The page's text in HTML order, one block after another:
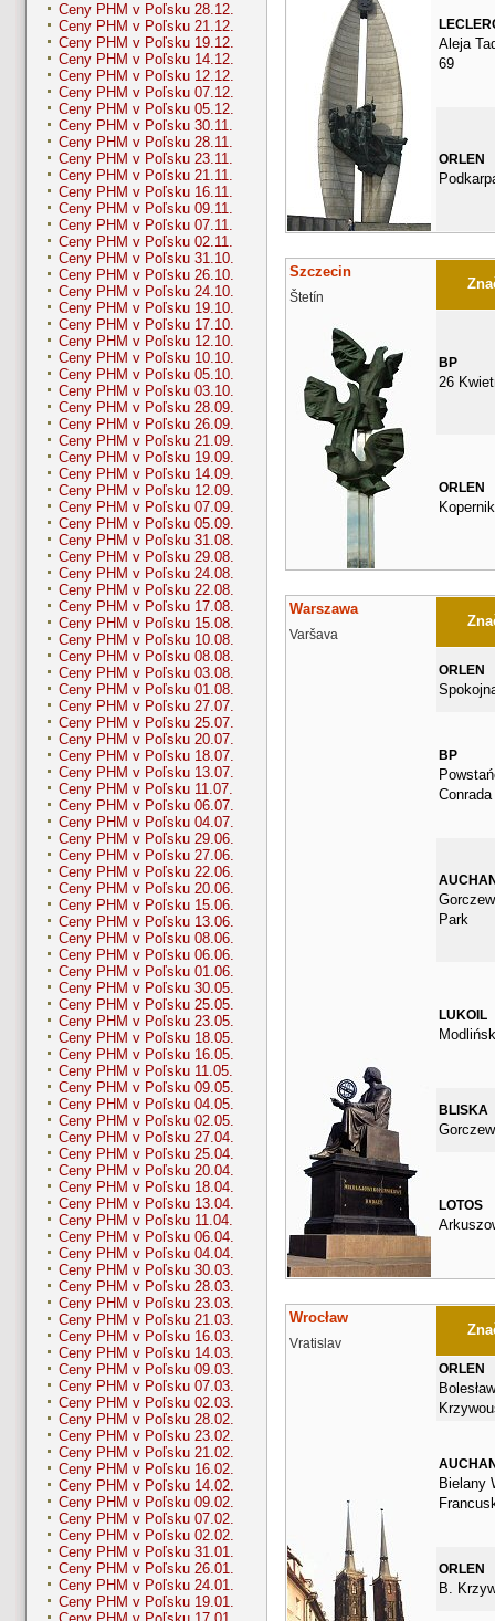
Ceny PHM v Poľsku 28.12.
Ceny PHM v Poľsku 21.12.
Ceny PHM v Poľsku 19.12.
Ceny PHM v Poľsku 14.12.
Ceny PHM v Poľsku 12.12.
Ceny PHM v Poľsku 07.12.
Ceny PHM v Poľsku 05.12.
Ceny PHM v Poľsku 30.11.
Ceny PHM v Poľsku 28.11.
Ceny PHM v Poľsku 23.11.
Ceny PHM v Poľsku 21.11.
Ceny PHM v Poľsku 16.11.
Ceny PHM v Poľsku 09.11.
Ceny PHM v Poľsku 07.11.
Ceny PHM v Poľsku 02.11.
Ceny PHM v Poľsku 31.10.
Ceny PHM v Poľsku 26.10.
Ceny PHM v Poľsku 24.10.
Ceny PHM v Poľsku 19.10.
Ceny PHM v Poľsku 17.10.
Ceny PHM v Poľsku 12.10.
Ceny PHM v Poľsku 10.10.
Ceny PHM v Poľsku 05.10.
Ceny PHM v Poľsku 03.10.
Ceny PHM v Poľsku 28.09.
Ceny PHM v Poľsku 26.09.
Ceny PHM v Poľsku 21.09.
Ceny PHM v Poľsku 19.09.
Ceny PHM v Poľsku 14.09.
Ceny PHM v Poľsku 12.09.
Ceny PHM v Poľsku 07.09.
Ceny PHM v Poľsku 05.09.
Ceny PHM v Poľsku 31.08.
Ceny PHM v Poľsku 29.08.
Ceny PHM v Poľsku 24.08.
Ceny PHM v Poľsku 22.08.
Ceny PHM v Poľsku 17.08.
Ceny PHM v Poľsku 15.08.
Ceny PHM v Poľsku 10.08.
Ceny PHM v Poľsku 08.08.
Ceny PHM v Poľsku 03.08.
Ceny PHM v Poľsku 01.08.
Ceny PHM v Poľsku 27.07.
Ceny PHM v Poľsku 25.07.
Ceny PHM v Poľsku 20.07.
Ceny PHM v Poľsku 18.07.
Ceny PHM v Poľsku 13.07.
Ceny PHM v Poľsku 11.07.
Ceny PHM v Poľsku 06.07.
Ceny PHM v Poľsku 04.07.
Ceny PHM v Poľsku 29.06.
Ceny PHM v Poľsku 27.06.
Ceny PHM v Poľsku 22.06.
Ceny PHM v Poľsku 20.06.
Ceny PHM v Poľsku 15.06.
Ceny PHM v Poľsku 13.06.
Ceny PHM v Poľsku 08.06.
Ceny PHM v Poľsku 06.06.
Ceny PHM v Poľsku 01.06.
Ceny PHM v Poľsku 30.05.
Ceny PHM v Poľsku 25.05.
Ceny PHM v Poľsku 23.05.
Ceny PHM v Poľsku 18.05.
Ceny PHM v Poľsku 16.05.
Ceny PHM v Poľsku 11.05.
Ceny PHM v Poľsku 09.05.
Ceny PHM v Poľsku 04.05.
Ceny PHM v Poľsku 02.05.
Ceny PHM v Poľsku 27.04.
Ceny PHM v Poľsku 25.04.
Ceny PHM v Poľsku 20.04.
Ceny PHM v Poľsku 18.04.
Ceny PHM v Poľsku 13.04.
Ceny PHM v Poľsku 11.04.
Ceny PHM v Poľsku 06.04.
Ceny PHM v Poľsku 04.04.
Ceny PHM v Poľsku 30.03.
Ceny PHM v Poľsku 28.03.
Ceny PHM v Poľsku 23.03.
Ceny PHM v Poľsku 21.03.
Ceny PHM v Poľsku 16.03.
Ceny PHM v Poľsku 14.03.
Ceny PHM v Poľsku 09.03.
Ceny PHM v Poľsku 07.03.
Ceny PHM v Poľsku 02.03.
Ceny PHM v Poľsku 28.02.
Ceny PHM v Poľsku 23.02.
Ceny PHM v Poľsku 21.02.
Ceny PHM v Poľsku 16.02.
Ceny PHM v Poľsku 14.02.
Ceny PHM v Poľsku 09.02.
Ceny PHM v Poľsku 07.02.
Ceny PHM v Poľsku 02.02.
Ceny PHM v Poľsku 31.01.
Ceny PHM v Poľsku 26.01.
Ceny PHM v Poľsku 24.01.
Ceny PHM v Poľsku 19.01.
Aleja
69
ORLEN
Szczecin
Štetín
BP
26
ORLEN
Warszawa
Varšava
ORLEN
BP
Conrada
Park
LUKOIL
BLISKA
LOTOS
Wrocław
Vratislav
ORLEN
Bielany
ORLEN
B.